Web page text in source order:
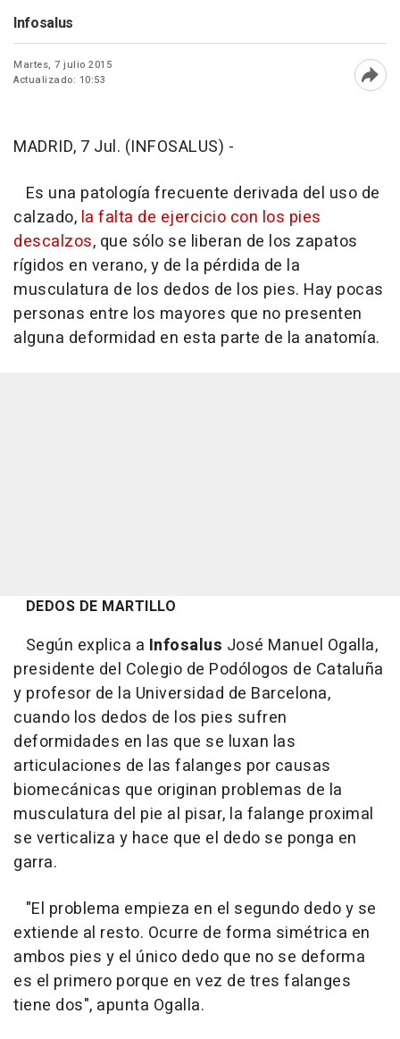
Infosalus
Martes, 7 julio 2015
Actualizado: 10:53
MADRID, 7 Jul. (INFOSALUS) -
Es una patología frecuente derivada del uso de
calzado, la falta de ejercicio con los pies
descalzos, que sólo se liberan de los zapatos
rígidos en verano, y de la pérdida de la
musculatura de los dedos de los pies. Hay pocas
personas entre los mayores que no presenten
alguna deformidad en esta parte de la anatomía.
DEDOS DE MARTILLO
Según explica a Infosalus José Manuel Ogalla,
presidente del Colegio de Podólogos de Cataluña
y profesor de la Universidad de Barcelona,
cuando los dedos de los pies sufren
deformidades en las que se luxan las
articulaciones de las falanges por causas
biomecánicas que originan problemas de la
musculatura del pie al pisar, la falange proximal
se verticaliza y hace que el dedo se ponga en
garra.
"El problema empieza en el segundo dedo y se
extiende al resto. Ocurre de forma simétrica en
ambos pies y el único dedo que no se deforma
es el primero porque en vez de tres falanges
tiene dos", apunta Ogalla.